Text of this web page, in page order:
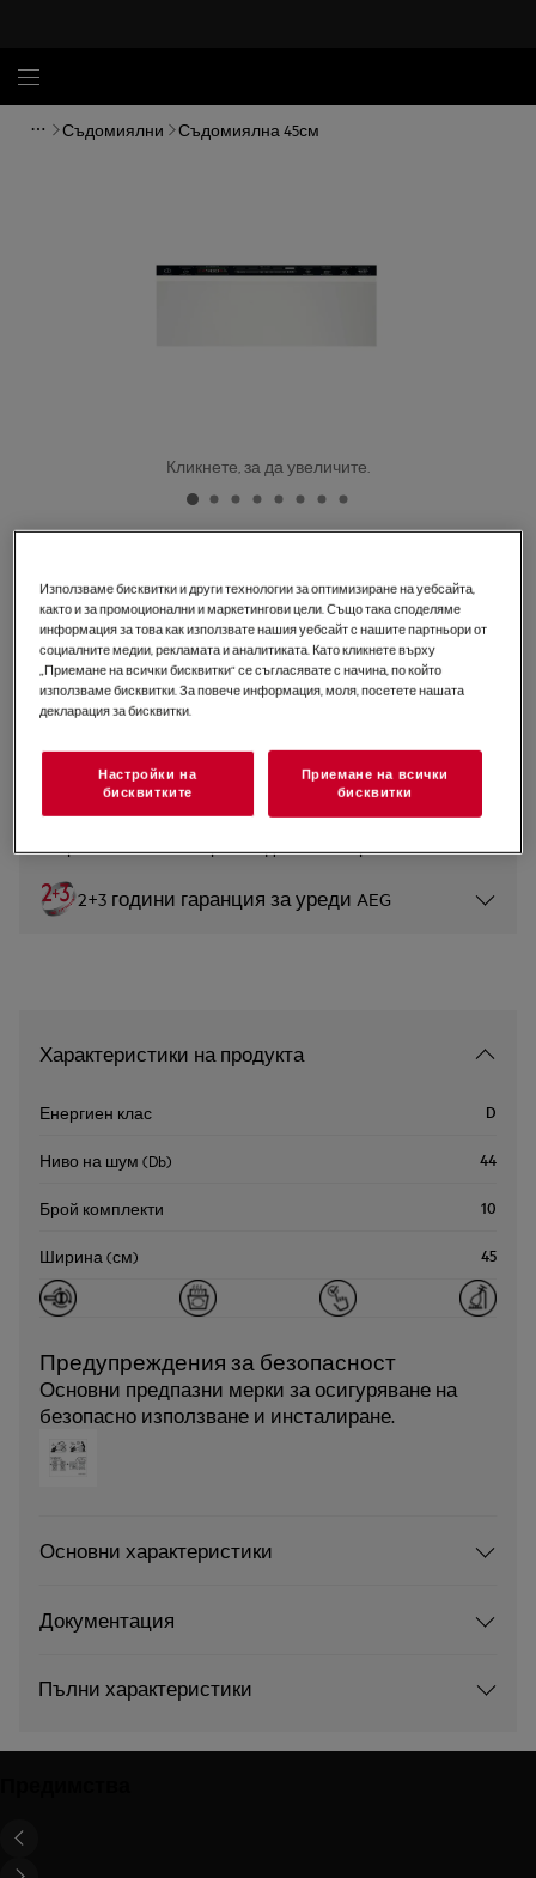
Съдомиялни Съдомиялна 45см
Кликнете, за да увеличите.
Съдомиялна 7000 GlassCare 45
cm
5 (20)
Продуктов информационен лист
Инструкциите за безопасност и предупрежденията за
безопасност съгласно регламент на ЕС 2023/988 са
изброени в глава 1 и 2 на ръководството за
прочетете пълното ръководство за потребителя.
2+3 години гаранция за уреди AEG
Характеристики на продукта
Енергиен клас D
Ниво на шум (Db) 44
Брой комплекти 10
Ширина (см) 45
Предупреждения за безопасност
Основни предпазни мерки за осигуряване на
безопасно използване и инсталиране.
Основни характеристики
Документация
Пълни характеристики
Използваме бисквитки и други технологии за оптимизиране на уебсайта,
както и за промоционални и маркетингови цели. Също така споделяме
информация за това как използвате нашия уебсайт с нашите партньори от
социалните медии, рекламата и аналитиката. Като кликнете върху
„Приемане на всички бисквитки“ се съгласявате с начина, по който
използваме бисквитки. За повече информация, моля, посетете нашата
декларация за бисквитки.
Настройки на
бисквитките
Приемане на всички
бисквитки